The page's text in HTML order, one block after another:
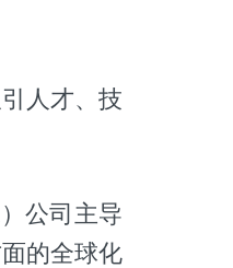
人才、技
公司主导
的全球化